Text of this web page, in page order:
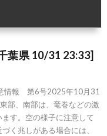
葉県 10/31 23:33]
情報 第6号2025年10月31
部、南部は、竜巻などの激
す。空の様子に注意して
く兆しがある場合には、